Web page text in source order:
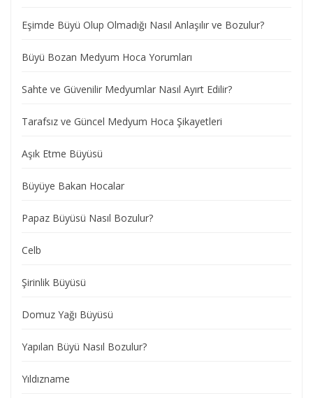
Eşimde Büyü Olup Olmadığı Nasıl Anlaşılır ve Bozulur?
Büyü Bozan Medyum Hoca Yorumları
Sahte ve Güvenilir Medyumlar Nasıl Ayırt Edilir?
Tarafsız ve Güncel Medyum Hoca Şikayetleri
Aşık Etme Büyüsü
Büyüye Bakan Hocalar
Papaz Büyüsü Nasıl Bozulur?
Celb
Şirinlik Büyüsü
Domuz Yağı Büyüsü
Yapılan Büyü Nasıl Bozulur?
Yıldızname